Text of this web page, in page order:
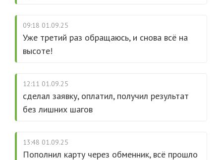
09:18 01.09.25
Уже третий раз обращаюсь, и снова всё на
высоте!
12:11 01.09.25
сделал заявку, оплатил, получил результат
без лишних шагов
13:48 01.09.25
Пополнил карту через обменник, всё прошло